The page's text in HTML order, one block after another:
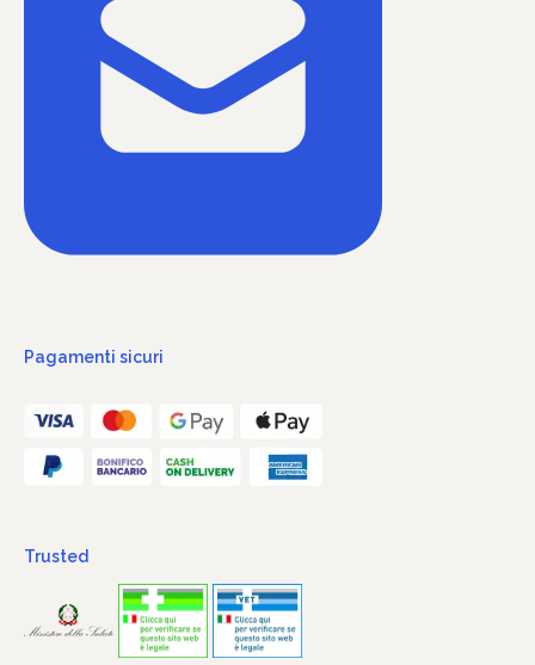
Pagamenti sicuri
Trusted